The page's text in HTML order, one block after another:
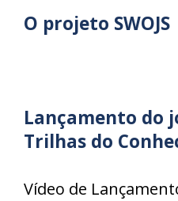
O projeto SWOJS
Lançamento do
Trilhas do
Vídeo de